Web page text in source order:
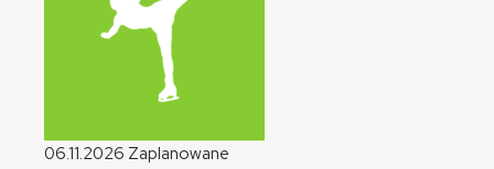
06.11.2026 Zaplanowane